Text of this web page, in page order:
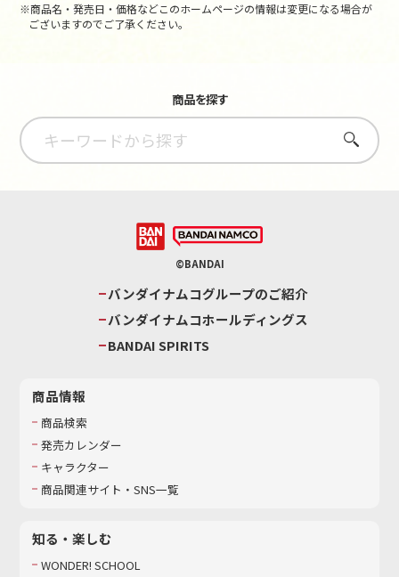
※商品名・発売日・価格などこのホームページの情報は変更になる場合が
ございますのでご了承ください。
商品を探す
さがす
©BANDAI
バンダイナムコグループのご紹介
バンダイナムコホールディングス
BANDAI SPIRITS
商品情報
商品検索
発売カレンダー
キャラクター
商品関連サイト・SNS一覧
知る・楽しむ
WONDER! SCHOOL